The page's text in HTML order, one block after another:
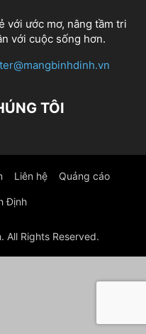
với ước mơ, nâng tầm tri
với cuộc sống hơn.
TÔI
Liên hệ Quảng cáo
Định
All Rights Reserved.